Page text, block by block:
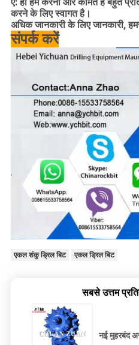
करने के लिए स्वागत है।
अधिक जानकारी के लिएजानकारी,
संपर्क करें
एकल शंकु ड्रिल बिट एकल ड्रिल बिट
सबसे उत्तम
नई मुहरबंद